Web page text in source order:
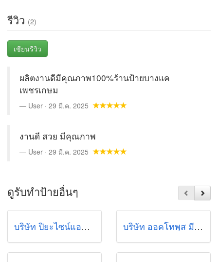
รีวิว (2)
เขียนรีวิว
ผลิตงานดีมีคุณภาพ100%ร้านป้ายบางแค
เพชรเกษม
User · 29 มี.ค. 2025
งานดี สวย มีคุณภาพ
User · 29 มี.ค. 2025
ดูรับทำป้ายอื่นๆ
บริษัท ปิยะไซน์แอดเวอร์ไทซิ่ง จำกัด บริษัท ออคโทพุส มีเดีย โซลูชันส์ จำกัด